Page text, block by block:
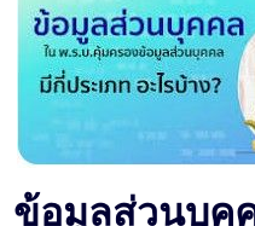
ข้อมูลส่วนบุค